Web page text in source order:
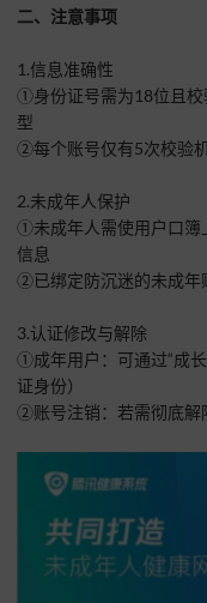
二、注意事项
1.信息准确性
①身份证号需为18位且校
型
②每个账号仅有5次校验
2.未成年人保护
①未成年人需使用户口簿
信息
②已绑定防沉迷的未成年
3.认证修改与解除
①成年用户：可通过“成
证身份）
②账号注销：若需彻底解